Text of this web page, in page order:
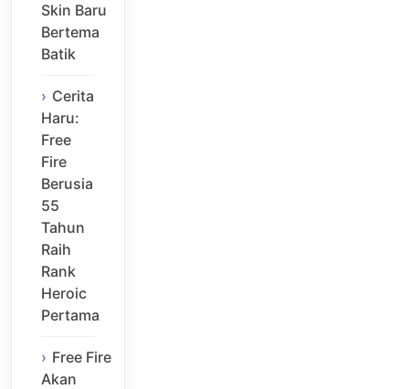
Skin Baru
Bertema
Batik
Cerita
Haru:
Free
Fire
Berusia
55
Tahun
Raih
Rank
Heroic
Pertama
Free Fire
Akan